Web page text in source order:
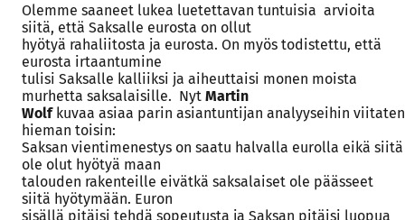
Olemme saaneet lukea luetettavan tuntuisia arvioita
siitä, että Saksalle eurosta on ollut
hyötyä rahaliitosta ja eurosta. On myös todistettu, että
eurosta irtaantumine
tulisi Saksalle kalliiksi ja aiheuttaisi monen moista
murhetta saksalaisille. Nyt Martin
Wolfkuvaa asiaa parin asiantuntijan analyyseihin viitaten
hieman toisin:
Saksan vientimenestys on saatu halvalla eurolla eikä siitä
ole olut hyötyä maan
talouden rakenteille eivätkä saksalaiset ole päässeet
siitä hyötymään. Euron
sisällä pitäisi tehdä sopeutusta ja Saksan pitäisi luopua